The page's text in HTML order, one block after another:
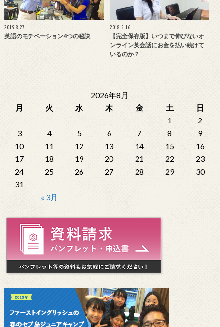
2019.8.27
英語のモチベーション4つの秘訣
2018.5.16
【完全保存版】いつまで伸びないオ
ンライン英会話にお金を払い続けて
いるのか？
2026年8月
月
火 水 木 金 土 日
« 3月
1
2
3
4 5 6 7 8
9
10
11 12 13 14 15
16
17
18 19 20 21 22
23
24
25 26 27 28 29
30
31